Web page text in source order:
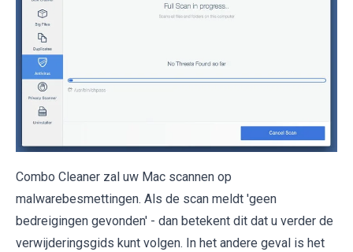
Combo Cleaner zal uw Mac scannen op
malwarebesmettingen. Als de scan meldt 'geen
bedreigingen gevonden' - dan betekent dit dat u verder de
verwijderingsgids kunt volgen. In het andere geval is het